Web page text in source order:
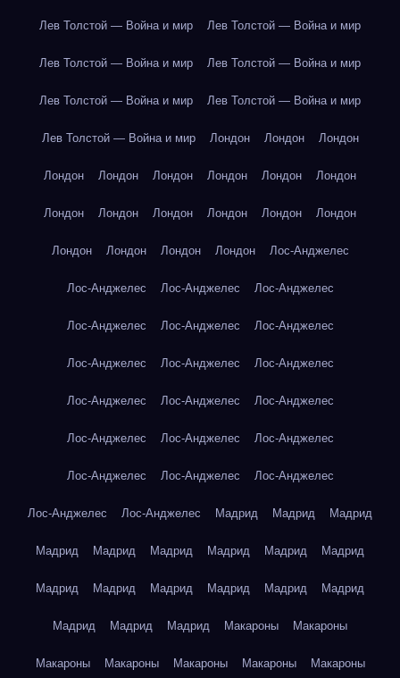
Лев Толстой — Война и мир Лев Толстой — Война и мир
Лев Толстой — Война и мир Лев Толстой — Война и мир
Лев Толстой — Война и мир Лев Толстой — Война и мир
Лев Толстой — Война и мир Лондон Лондон Лондон
Лондон Лондон Лондон Лондон Лондон Лондон
Лондон Лондон Лондон Лондон Лондон Лондон
Лондон Лондон Лондон Лондон Лос-Анджелес
Лос-Анджелес Лос-Анджелес Лос-Анджелес
Лос-Анджелес Лос-Анджелес Лос-Анджелес
Лос-Анджелес Лос-Анджелес Лос-Анджелес
Лос-Анджелес Лос-Анджелес Лос-Анджелес
Лос-Анджелес Лос-Анджелес Лос-Анджелес
Лос-Анджелес Лос-Анджелес Лос-Анджелес
Лос-Анджелес Лос-Анджелес Мадрид Мадрид Мадрид
Мадрид Мадрид Мадрид Мадрид Мадрид Мадрид
Мадрид Мадрид Мадрид Мадрид Мадрид Мадрид
Мадрид Мадрид Мадрид Макароны Макароны
Макароны Макароны Макароны Макароны Макароны